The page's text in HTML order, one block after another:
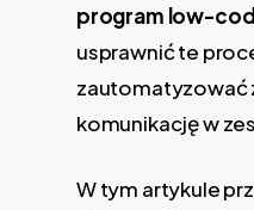
program low-
usprawnić te
zautomatyzować
komunikację w
W tym artykule